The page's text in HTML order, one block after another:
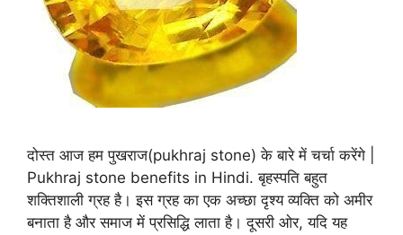
दोस्त आज हम पुखराज(pukhraj stone) के बारे में चर्चा करेंगे |
Pukhraj stone benefits in Hindi. बृहस्पति बहुत
शक्तिशाली ग्रह है। इस ग्रह का एक अच्छा दृश्य व्यक्ति को अमीर
बनाता है और समाज में प्रसिद्धि लाता है। दूसरी ओर, यदि यह